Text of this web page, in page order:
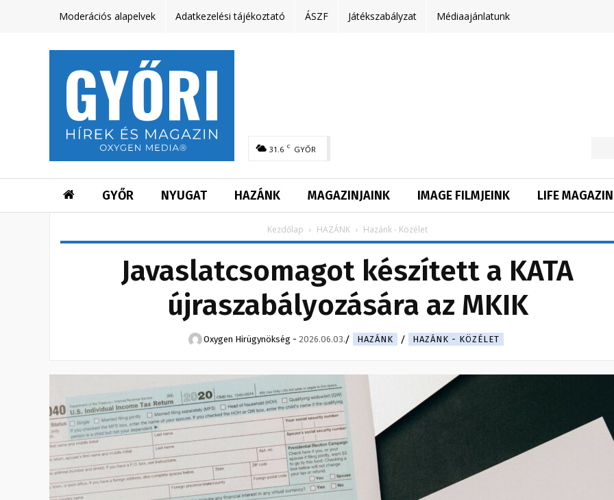
Moderációs alapelvek Adatkezelési tájékoztató ÁSZF Játékszabályzat Médiaajánlatunk
31.6 C GYŐR
GYŐR NYUGAT HAZÁNK MAGAZINJAINK IMAGE FILMJEINK LIFE MAGAZIN
Kezdőlap HAZÁNK Hazánk - Közélet
Javaslatcsomagot készített a KATA
újraszabályozására az MKIK
Oxygen Hirügynökség - 2026.06.03. HAZÁNK HAZÁNK - KÖZÉLET